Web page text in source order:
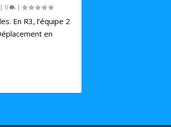
| 0 |
En R3, l’équipe 2
en